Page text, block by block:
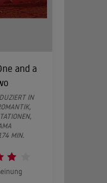
and a
IN
MIN.